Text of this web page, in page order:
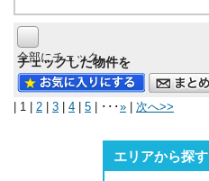
全部にチェック
チェックした物件を
| 1 | 2 | 3 | 4 | 5 | ･･･» | 次へ>>
エリアから探す